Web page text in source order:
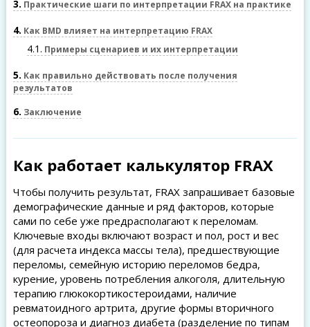
3 Практические шаги по интерпретации FRAX на практике
4 Как BMD влияет на интерпретацию FRAX
4.1 Примеры сценариев и их интерпретации
5 Как правильно действовать после получения
результатов
6 Заключение
Как работает калькулятор FRAX
Чтобы получить результат, FRAX запрашивает базовые
демографические данные и ряд факторов, которые
сами по себе уже предрасполагают к переломам.
Ключевые входы включают возраст и пол, рост и вес
(для расчета индекса массы тела), предшествующие
переломы, семейную историю переломов бедра,
курение, уровень потребления алкоголя, длительную
терапию глюкокортикостероидами, наличие
ревматоидного артрита, другие формы вторичного
остеопороза и диагноз диабета (разделение по типам